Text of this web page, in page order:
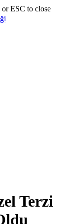
ESC to close
Terzi